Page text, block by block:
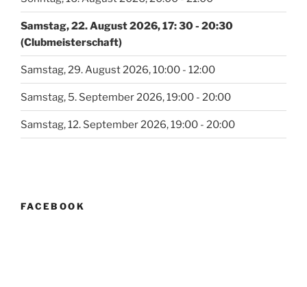
Samstag, 22. August 2026, 17: 30 - 20:30
(Clubmeisterschaft)
Samstag, 29. August 2026, 10:00 - 12:00
Samstag, 5. September 2026, 19:00 - 20:00
Samstag, 12. September 2026, 19:00 - 20:00
FACEBOOK